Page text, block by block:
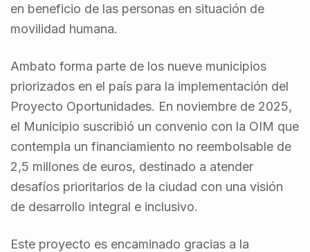
en beneficio de las personas en situación de
movilidad humana.
Ambato forma parte de los nueve municipios
priorizados en el país para la implementación del
Proyecto Oportunidades. En noviembre de 2025,
el Municipio suscribió un convenio con la OIM que
contempla un financiamiento no reembolsable de
2,5 millones de euros, destinado a atender
desafíos prioritarios de la ciudad con una visión
de desarrollo integral e inclusivo.
Este proyecto es encaminado gracias a la